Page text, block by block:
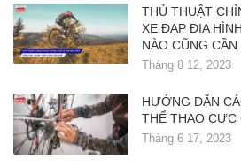
THỦ THUẬT
XE ĐẠP ĐỊA
NÀO CŨNG CẦN
Tháng 8 12, 2023
HƯỚNG DẪN
THỂ THAO CỰC
Tháng 6 17, 2023